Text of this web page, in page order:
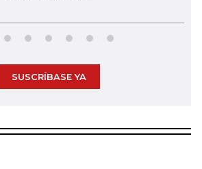
SUSCRÍBASE YA